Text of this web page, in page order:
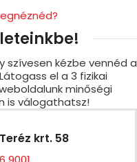
szívesen kézbe vennéd a
el a 3 fizikai
minőségi
is válogathatsz!
krt. 58